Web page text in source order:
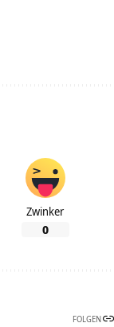
Zwinker
0
FOLGEN